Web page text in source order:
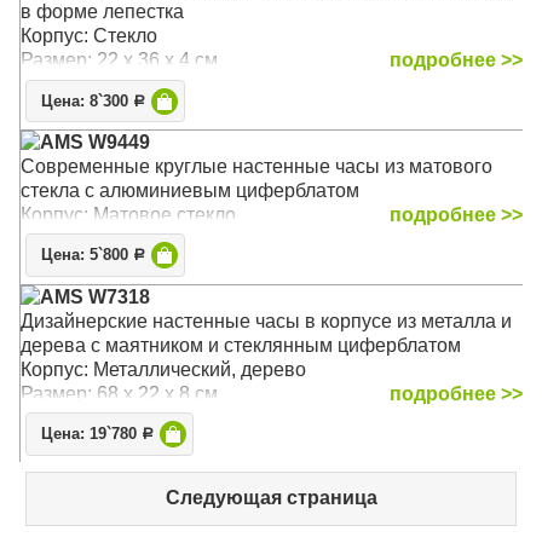
в форме лепестка
Корпус: Стекло
Размер: 22 х 36 х 4 см
подробнее >>
Цена: 8`300 Р
AMS W9449
Современные круглые настенные часы из матового
стекла c алюминиевым циферблатом
Корпус: Матовое стекло
подробнее >>
Цена: 5`800 Р
AMS W7318
Дизайнерские настенные часы в корпусе из металла и
дерева с маятником и стеклянным циферблатом
Корпус: Металлический, дерево
Размер: 68 х 22 х 8 см
подробнее >>
Цена: 19`780 Р
Следующая страница